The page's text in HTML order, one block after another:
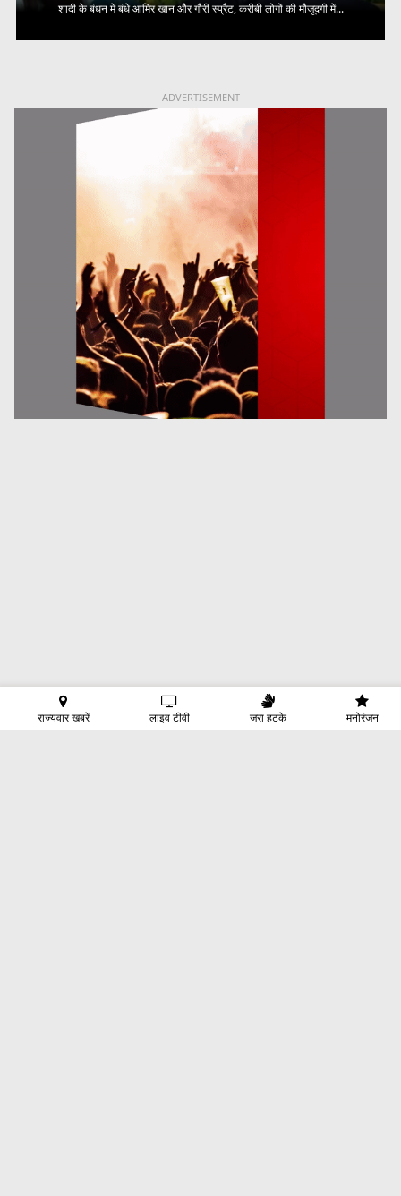
शादी के बंधन में बंधे आमिर खान और गौरी स्प्रैट, करीबी लोगों की मौजूदगी में...
ADVERTISEMENT
राज्यवार खबरें लाइव टीवी जरा हटके मनोरंजन